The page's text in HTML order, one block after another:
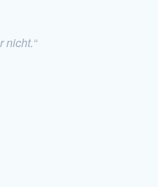
nicht.“